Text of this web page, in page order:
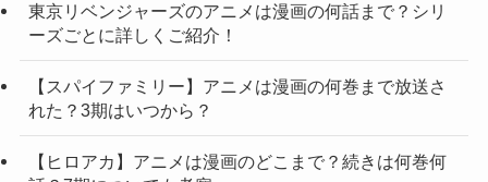
東京リベンジャーズのアニメは漫画の何話まで？シリ
ーズごとに詳しくご紹介！
【スパイファミリー】アニメは漫画の何巻まで放送さ
れた？3期はいつから？
【ヒロアカ】アニメは漫画のどこまで？続きは何巻何